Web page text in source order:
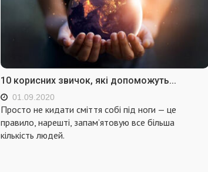
10 корисних звичок, які допоможуть...
01.09.2020
Просто не кидати сміття собі під ноги — це
правило, нарешті, запам’ятовую все більша
кількість людей.